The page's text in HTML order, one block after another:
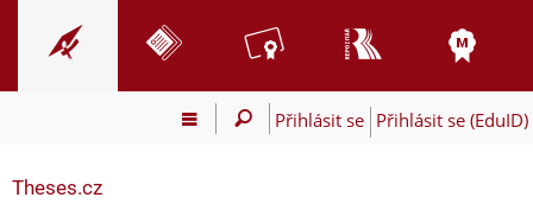
Přihlásit se Přihlásit se (EduID)
Theses.cz